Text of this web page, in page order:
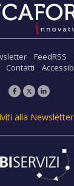
FeedRSS
Contatti
alla Newsletter